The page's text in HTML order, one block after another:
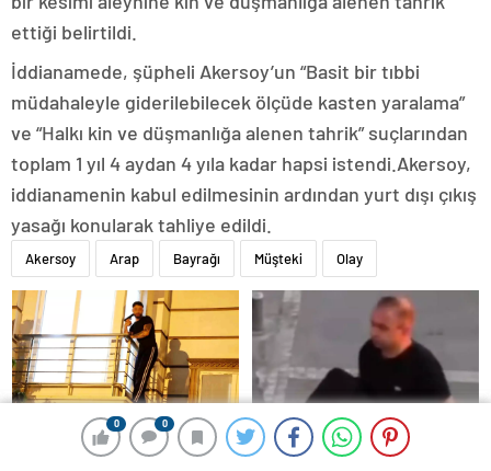
0 0
0 0
ettiği belirtildi.
İddianamede, şüpheli Akersoy’un “Basit bir tıbbi
müdahaleyle giderilebilecek ölçüde kasten yaralama”
ve “Halkı kin ve düşmanlığa alenen tahrik” suçlarından
toplam 1 yıl 4 aydan 4 yıla kadar hapsi istendi.Akersoy,
iddianamenin kabul edilmesinin ardından yurt dışı çıkış
yasağı konularak tahliye edildi.
Akersoy Arap Bayrağı Müşteki Olay
Aksaray’da Bunalım Anı: